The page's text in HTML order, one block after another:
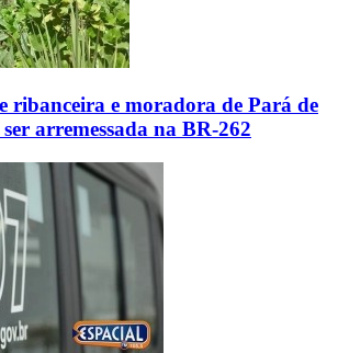
ribanceira e moradora de Pará de
arremessada na BR-262